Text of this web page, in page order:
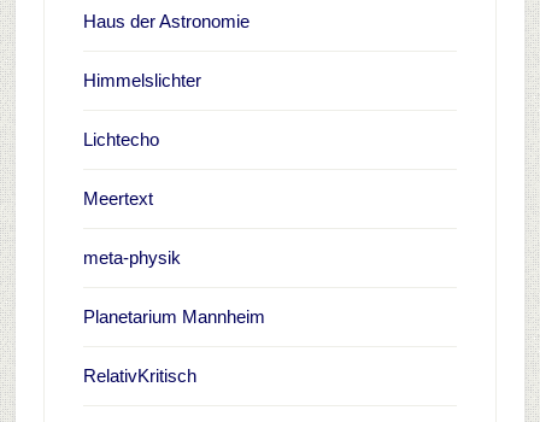
Haus der Astronomie
Himmelslichter
Lichtecho
Meertext
meta-physik
Planetarium Mannheim
RelativKritisch